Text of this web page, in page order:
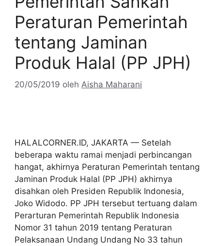
Peraturan Pemerintah
tentang Jaminan
Produk Halal (PP JPH)
20/05/2019 oleh Aisha Maharani
HALALCORNER.ID, JAKARTA — Setelah
beberapa waktu ramai menjadi perbincangan
hangat, akhirnya Peraturan Pemerintah tentang
Jaminan Produk Halal (PP JPH) akhirnya
disahkan oleh Presiden Republik Indonesia,
Joko Widodo. PP JPH tersebut tertuang dalam
Perarturan Pemerintah Republik Indonesia
Nomor 31 tahun 2019 tentang Peraturan
Pelaksanaan Undang Undang No 33 tahun